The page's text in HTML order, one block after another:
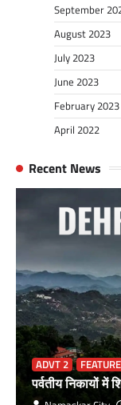
September
August 2023
July 2023
June 2023
February 2023
April 2022
Recent News
ADVT 2
पर्वतीय निकायों में